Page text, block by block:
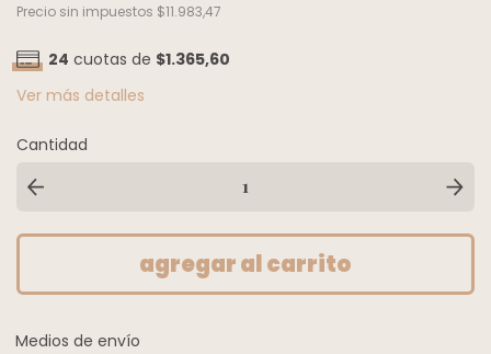
Precio sin impuestos $11.983,47
24 cuotas de $1.365,60
Ver más detalles
Cantidad
Medios de envío